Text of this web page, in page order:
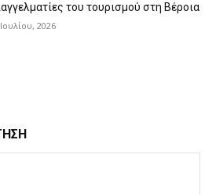
του τουρισμού στη Βέροια
2026